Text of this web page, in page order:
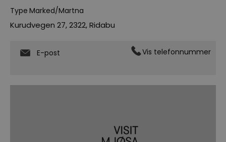
Type Marked/Martna
Kurudvegen 27,2322,Ridabu
E-post Vis telefonnummer